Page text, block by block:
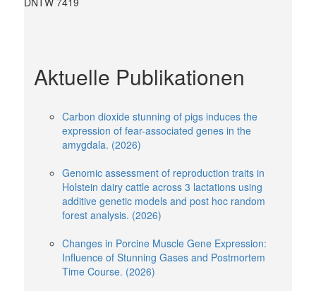
Aktuelle Publikationen
Carbon dioxide stunning of pigs induces the
expression of fear-associated genes in the
amygdala. (2026)
Genomic assessment of reproduction traits in
Holstein dairy cattle across 3 lactations using
additive genetic models and post hoc random
forest analysis. (2026)
Changes in Porcine Muscle Gene Expression:
Influence of Stunning Gases and Postmortem
Time Course. (2026)